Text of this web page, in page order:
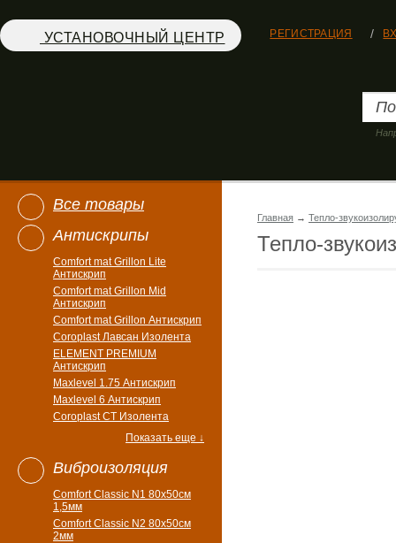
УСТАНОВОЧНЫЙ ЦЕНТР РЕГИСТРАЦИЯ
Все товары
Антискрипы
Comfort mat Grillon Lite
Антискрип
Comfort mat Grillon Mid
Антискрип
Comfort mat Grillon Антискрип
Coroplast Лавсан Изолента
ELEMENT PREMIUM
Антискрип
Maxlevel 1.75 Антискрип
Maxlevel 6 Антискрип
Coroplast CT Изолента
Показать еще ↓
Виброизоляция
Comfort Classic N1 80x50см
1,5мм
Comfort Classic N2 80x50см
2мм
Главная → Тепло-
Тепло-